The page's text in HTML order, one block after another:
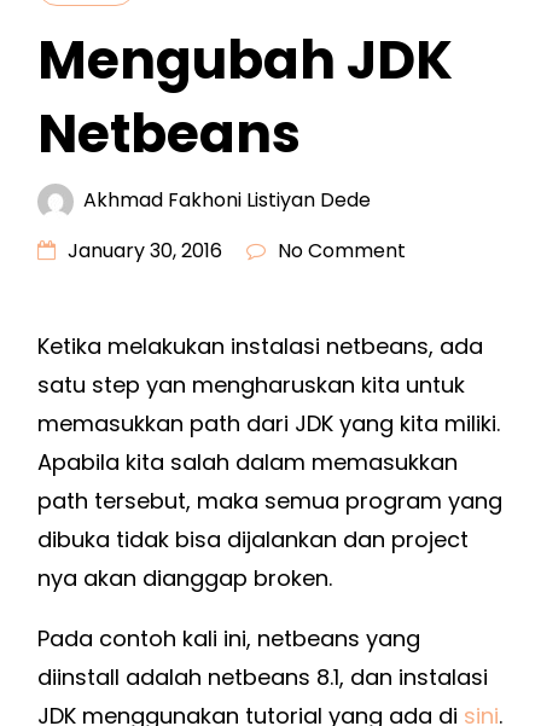
Mengubah JDK
Netbeans
Akhmad Fakhoni Listiyan Dede
January 30, 2016
No Comment
Ketika melakukan instalasi netbeans, ada
satu step yan mengharuskan kita untuk
memasukkan path dari JDK yang kita miliki.
Apabila kita salah dalam memasukkan
path tersebut, maka semua program yang
dibuka tidak bisa dijalankan dan project
nya akan dianggap broken.
Pada contoh kali ini, netbeans yang
diinstall adalah netbeans 8.1, dan instalasi
JDK menggunakan tutorial yang ada di sini.